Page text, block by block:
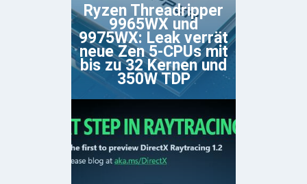
Ryzen Threadripper
9965WX und
9975WX: Leak verrät
neue Zen 5-CPUs mit
bis zu 32 Kernen und
350W TDP